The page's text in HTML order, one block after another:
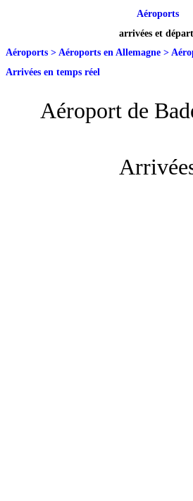
Aéroports
arrivées et
Aéroports > Aéroports en Allemagne >
Arrivées en temps réel
Aéroport de